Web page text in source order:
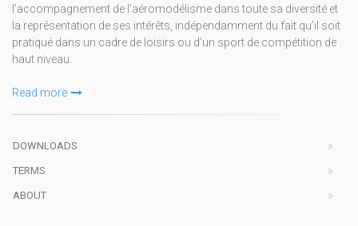
l’accompagnement de l’aéromodélisme dans toute sa diversité et
la représentation de ses intérêts, indépendamment du fait qu’il soit
pratiqué dans un cadre de loisirs ou d’un sport de compétition de
haut niveau.
Read more
DOWNLOADS
TERMS
ABOUT